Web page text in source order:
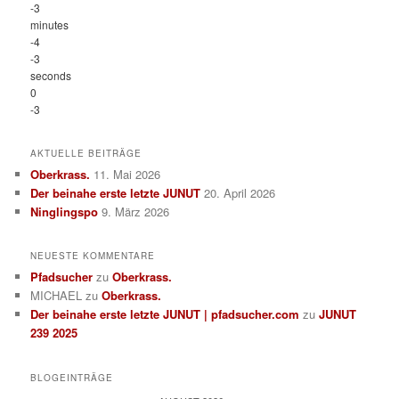
-3
minutes
-4
-3
seconds
0
-3
AKTUELLE BEITRÄGE
Oberkrass. 11. Mai 2026
Der beinahe erste letzte JUNUT 20. April 2026
Ninglingspo 9. März 2026
NEUESTE KOMMENTARE
Pfadsucher zuOberkrass.
MICHAEL zuOberkrass.
Der beinahe erste letzte JUNUT | pfadsucher.com zuJUNUT
239 2025
BLOGEINTRÄGE